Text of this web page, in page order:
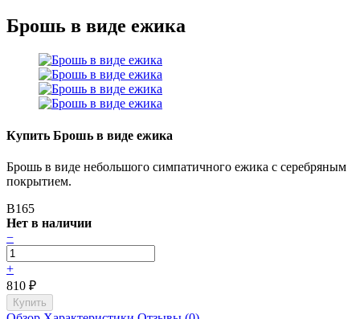
Брошь в виде ежика
Купить Брошь в виде ежика
Брошь в виде небольшого симпатичного ежика с серебряным
покрытием.
B165
Нет в наличии
−
+
810 ₽